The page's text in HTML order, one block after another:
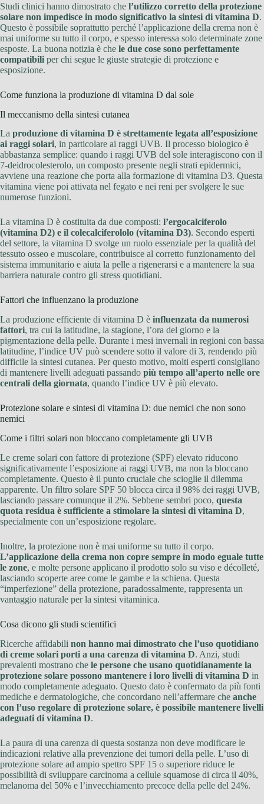
Studi clinici hanno dimostrato che l’utilizzo corretto della protezione
solare non impedisce in modo significativo la sintesi di vitamina D.
Questo è possibile soprattutto perché l’applicazione della crema non è
mai uniforme su tutto il corpo, e spesso interessa solo determinate zone
esposte. La buona notizia è che le due cose sono perfettamente
compatibili per chi segue le giuste strategie di protezione e
esposizione.
Come funziona la produzione di vitamina D dal sole
Il meccanismo della sintesi cutanea
La produzione di vitamina D è strettamente legata all’esposizione
ai raggi solari, in particolare ai raggi UVB. Il processo biologico è
abbastanza semplice: quando i raggi UVB del sole interagiscono con il
7-deidrocolesterolo, un composto presente negli strati epidermici,
avviene una reazione che porta alla formazione di vitamina D3. Questa
vitamina viene poi attivata nel fegato e nei reni per svolgere le sue
numerose funzioni.
La vitamina D è costituita da due composti: l’ergocalciferolo
(vitamina D2) e il colecalciferololo (vitamina D3). Secondo esperti
del settore, la vitamina D svolge un ruolo essenziale per la qualità del
tessuto osseo e muscolare, contribuisce al corretto funzionamento del
sistema immunitario e aiuta la pelle a rigenerarsi e a mantenere la sua
barriera naturale contro gli stress quotidiani.
Fattori che influenzano la produzione
La produzione efficiente di vitamina D è influenzata da numerosi
fattori, tra cui la latitudine, la stagione, l’ora del giorno e la
pigmentazione della pelle. Durante i mesi invernali in regioni con bassa
latitudine, l’indice UV può scendere sotto il valore di 3, rendendo più
difficile la sintesi cutanea. Per questo motivo, molti esperti consigliano
di mantenere livelli adeguati passando più tempo all’aperto nelle ore
centrali della giornata, quando l’indice UV è più elevato.
Protezione solare e sintesi di vitamina D: due nemici che non sono
nemici
Come i filtri solari non bloccano completamente gli UVB
Le creme solari con fattore di protezione (SPF) elevato riducono
significativamente l’esposizione ai raggi UVB, ma non la bloccano
completamente. Questo è il punto cruciale che scioglie il dilemma
apparente. Un filtro solare SPF 50 blocca circa il 98% dei raggi UVB,
lasciando passare comunque il 2%. Sebbene sembri poco, questa
quota residua è sufficiente a stimolare la sintesi di vitamina D,
specialmente con un’esposizione regolare.
Inoltre, la protezione non è mai uniforme su tutto il corpo.
L’applicazione della crema non copre sempre in modo eguale tutte
le zone, e molte persone applicano il prodotto solo su viso e décolleté,
lasciando scoperte aree come le gambe e la schiena. Questa
“imperfezione” della protezione, paradossalmente, rappresenta un
vantaggio naturale per la sintesi vitaminica.
Cosa dicono gli studi scientifici
Ricerche affidabili non hanno mai dimostrato che l’uso quotidiano
di creme solari porti a una carenza di vitamina D. Anzi, studi
prevalenti mostrano che le persone che usano quotidianamente la
protezione solare possono mantenere i loro livelli di vitamina D in
modo completamente adeguato. Questo dato è confermato da più fonti
mediche e dermatologiche, che concordano nell’affermare che anche
con l’uso regolare di protezione solare, è possibile mantenere livelli
adeguati di vitamina D.
La paura di una carenza di questa sostanza non deve modificare le
indicazioni relative alla prevenzione dei tumori della pelle. L’uso di
protezione solare ad ampio spettro SPF 15 o superiore riduce le
possibilità di sviluppare carcinoma a cellule squamose di circa il 40%,
melanoma del 50% e l’invecchiamento precoce della pelle del 24%.